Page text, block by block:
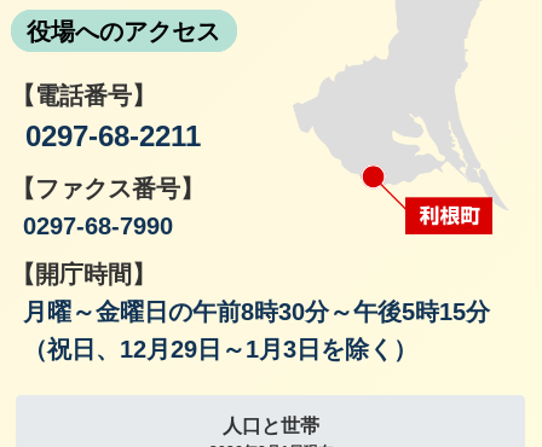
役場へのアクセス
【電話番号】
0297-68-2211
【ファクス番号】
0297-68-7990
【開庁時間】
月曜～金曜日の午前8時30分～午後5時15分
（祝日、12月29日～1月3日を除く）